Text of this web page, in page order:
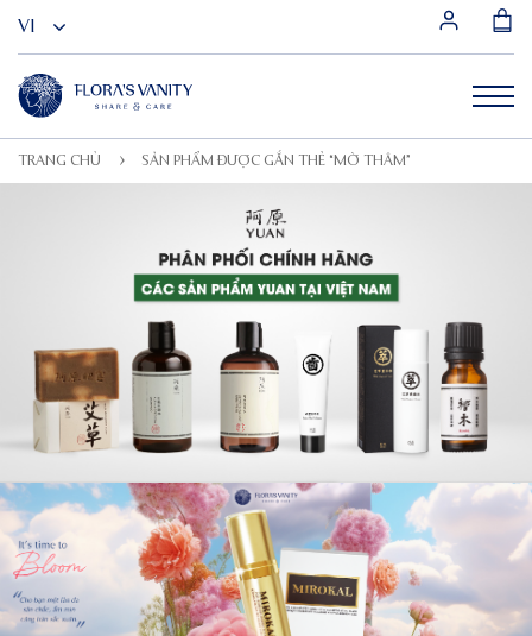
TRANG CHỦ SẢN PHẨM ĐƯỢC GẮN THẺ “MỜ THÂM”